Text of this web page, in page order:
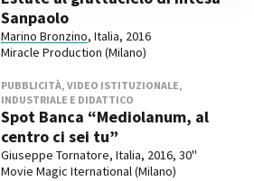
Sanpaolo
Marino Bronzino, Italia, 2016
Miracle Production (Milano)
PUBBLICITÀ, VIDEO ISTITUZIONALE,
INDUSTRIALE E DIDATTICO
Spot Banca “Mediolanum, al
centro ci sei tu”
Giuseppe Tornatore, Italia, 2016, 30''
Movie Magic Iternational (Milano)